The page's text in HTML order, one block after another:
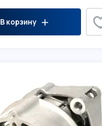
В корзину